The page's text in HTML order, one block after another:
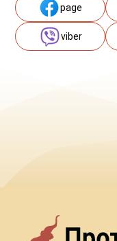
page
viber